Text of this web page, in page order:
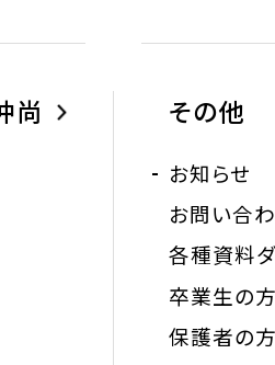
尚 その他
お知らせ
お問い合
各種資料
卒業生の
保護者の